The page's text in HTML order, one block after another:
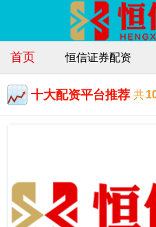
首页 恒信证券配资
十大配资平台推荐 共